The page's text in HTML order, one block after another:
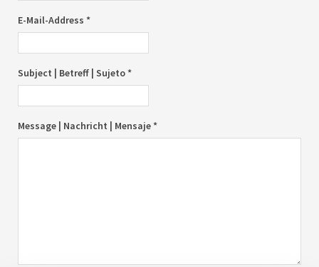
E-Mail-Address *
Subject | Betreff | Sujeto *
Message | Nachricht | Mensaje *